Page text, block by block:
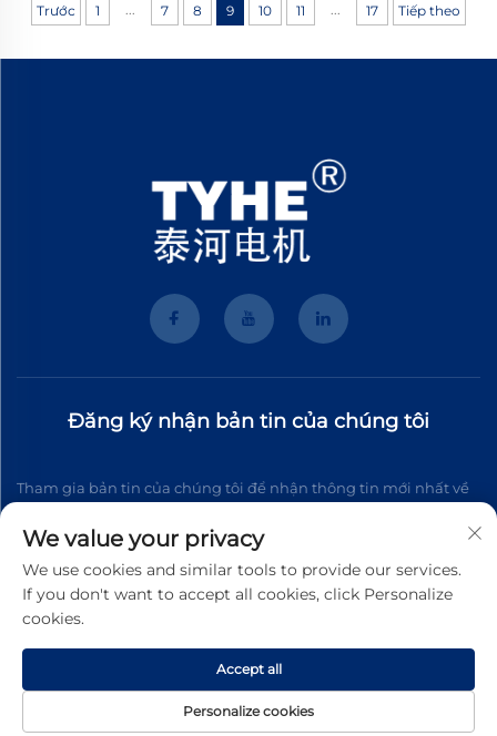
Trước 1 ... 7 8 9 10 11 ... 17 Tiếp theo
Đăng ký nhận bản tin của chúng tôi
Tham gia bản tin của chúng tôi để nhận thông tin mới nhất về
Đăng ký
Bản quyền © 2026 Wenzhou Tyhe Motor Co.,ltd. Mọi quyền được
Chính sách Riêng tư
We value your privacy
We use cookies and similar tools to provide our services.
If you don't want to accept all cookies, click Personalize
cookies.
Personalize cookies
Accept all